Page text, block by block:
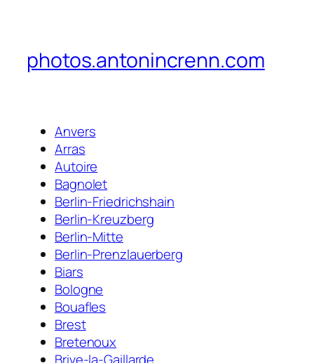
photos.antonincrenn.com
Anvers
Arras
Autoire
Bagnolet
Berlin-Friedrichshain
Berlin-Kreuzberg
Berlin-Mitte
Berlin-Prenzlauerberg
Biars
Bologne
Bouafles
Brest
Bretenoux
Brive-la-Gaillarde